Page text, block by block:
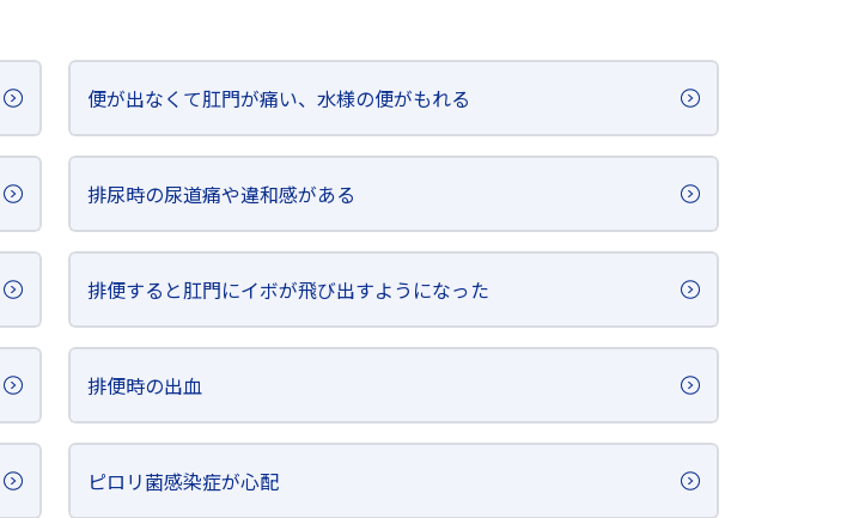
便が出なくて肛門が痛い、水様の便がもれる
排尿時の尿道痛や違和感がある
排便すると肛門にイボが飛び出すようになった
排便時の出血
ピロリ菌感染症が心配